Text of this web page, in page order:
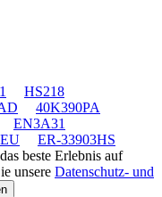
HS218
40K390PA
EN3A31
ER-33903HS
beste Erlebnis auf
unsere Datenschutz- und